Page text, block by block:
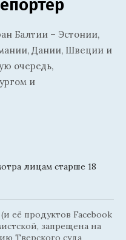
Балтии – Эстонии,
Дании, Швеции и
очередь,
и
лицам старше 18
её продуктов Facebook
запрещена на
Тверского суда